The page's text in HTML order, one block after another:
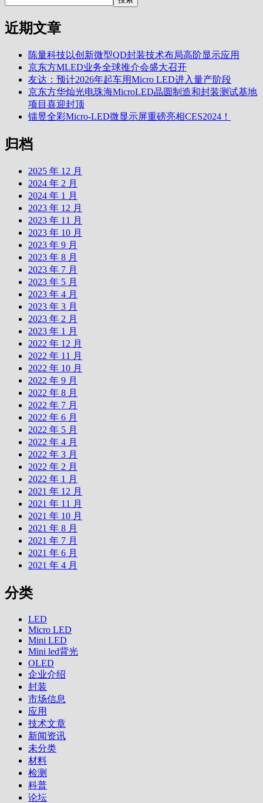
近期文章
陈量科技以创新微型QD封装技术布局高阶显示应用
京东方MLED业务全球推介会盛大召开
友达：预计2026年起车用Micro LED进入量产阶段
京东方华灿光电珠海MicroLED晶圆制造和封装测试基地
项目喜迎封顶
镭昱全彩Micro-LED微显示屏重磅亮相CES2024！
归档
2025 年 12 月
2024 年 2 月
2024 年 1 月
2023 年 12 月
2023 年 11 月
2023 年 10 月
2023 年 9 月
2023 年 8 月
2023 年 7 月
2023 年 5 月
2023 年 4 月
2023 年 3 月
2023 年 2 月
2023 年 1 月
2022 年 12 月
2022 年 11 月
2022 年 10 月
2022 年 9 月
2022 年 8 月
2022 年 7 月
2022 年 6 月
2022 年 5 月
2022 年 4 月
2022 年 3 月
2022 年 2 月
2022 年 1 月
2021 年 12 月
2021 年 11 月
2021 年 10 月
2021 年 8 月
2021 年 7 月
2021 年 6 月
2021 年 4 月
分类
LED
Micro LED
Mini LED
Mini led背光
OLED
企业介绍
封装
市场信息
应用
技术文章
新闻资讯
未分类
材料
检测
科普
论坛